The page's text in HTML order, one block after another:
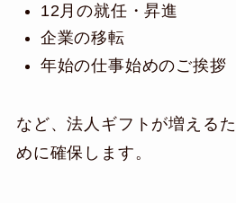
12月の就任・昇進
企業の移転
年始の仕事始めのご挨拶
など、法人ギフトが増える
めに確保します。